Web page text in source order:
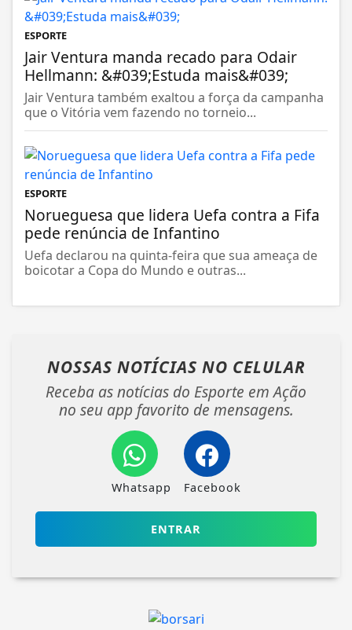
ESPORTE
Jair Ventura manda recado para Odair
Hellmann: &#039;Estuda mais&#039;
Jair Ventura também exaltou a força da campanha
que o Vitória vem fazendo no torneio...
ESPORTE
Norueguesa que lidera Uefa contra a Fifa
pede renúncia de Infantino
Uefa declarou na quinta-feira que sua ameaça de
boicotar a Copa do Mundo e outras...
NOSSAS NOTÍCIAS NO CELULAR
Receba as notícias do Esporte em Ação
no seu app favorito de mensagens.
Whatsapp Facebook
ENTRAR